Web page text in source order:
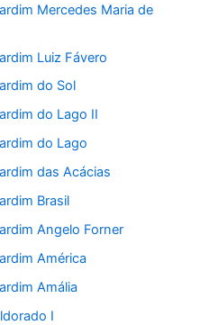
Mercedes Maria de
Luiz Fávero
do Sol
do Lago II
do Lago
das Acácias
Brasil
Angelo Forner
América
Amália
I